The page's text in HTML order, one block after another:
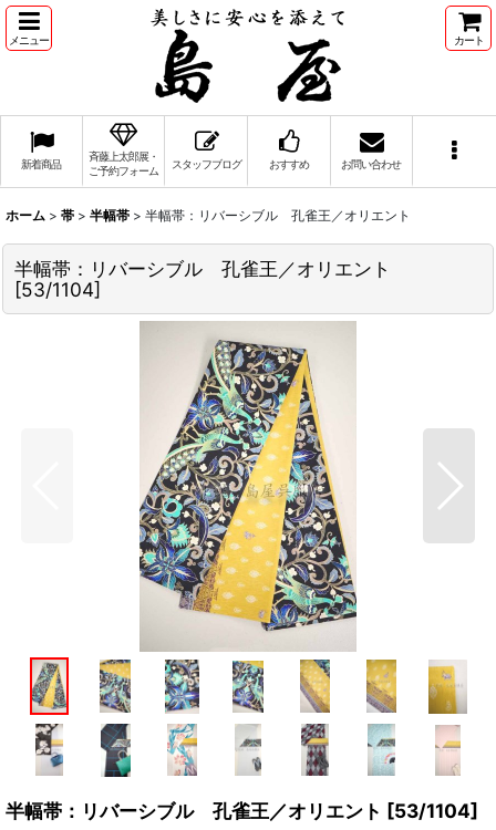
メニュー カート
新着商品
斉藤上太郎展・
ご予約フォーム
スタッフブログ おすすめ お問い合わせ
ホーム > 帯 > 半幅帯 > 半幅帯：リバーシブル 孔雀王／オリエント
半幅帯：リバーシブル 孔雀王／オリエント
[53/1104]
半幅帯：リバーシブル 孔雀王／オリエント [53/1104]